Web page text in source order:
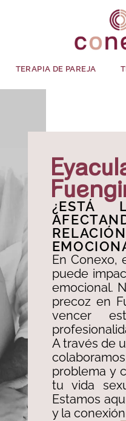
TERAPIA DE PAREJA
¿ESTÁ
En Conexo,
puede
emocional.
precoz en
vencer
A través de
problema y
tu vida
Estamos
y la